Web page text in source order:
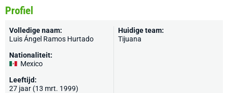
Profiel
Volledige naam:
Luis Ángel Ramos Hurtado
Nationaliteit:
Mexico
Leeftijd:
27 jaar (13 mrt. 1999)
Huidige team:
Tijuana